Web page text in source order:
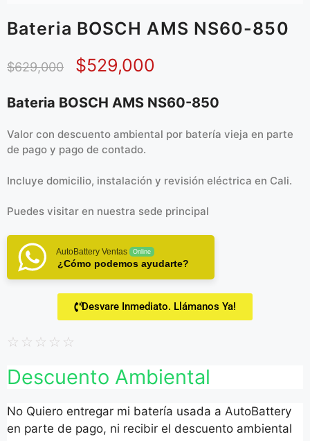
Bateria BOSCH AMS NS60-850
$629,000 $529,000
Bateria BOSCH AMS NS60-850
Valor con descuento ambiental por batería vieja en parte
de pago y pago de contado.
Incluye domicilio, instalación y revisión eléctrica en Cali.
Puedes visitar en nuestra sede principal
AutoBattery Ventas Online
¿Cómo podemos ayudarte?
Desvare Inmediato. Llámanos Ya!
☆ ☆ ☆ ☆ ☆
Descuento Ambiental
No Quiero entregar mi batería usada a AutoBattery
en parte de pago, ni recibir el descuento ambiental